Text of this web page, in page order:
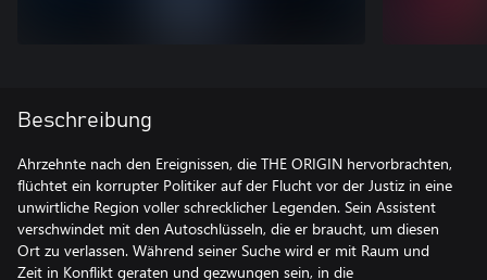
Beschreibung
Ahrzehnte nach den Ereignissen, die THE ORIGIN hervorbrachten,
flüchtet ein korrupter Politiker auf der Flucht vor der Justiz in eine
unwirtliche Region voller schrecklicher Legenden. Sein Assistent
verschwindet mit den Autoschlüsseln, die er braucht, um diesen
Ort zu verlassen. Während seiner Suche wird er mit Raum und
Zeit in Konflikt geraten und gezwungen sein, in die